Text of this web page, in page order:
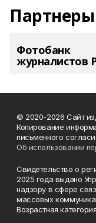
Партнеры
Фотобанк
журналистов
© 2020-2026 Сайт
Копирование
письменного
Об использовании
Свидетельство о
2025 года выдано
надзору в сфере
массовых
Возрастная